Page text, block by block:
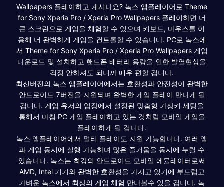
Wallpapers 플레이하고 계시나요? 녹스 앱플레이어로 Theme
for Sony Xperia Pro / Xperia Pro Wallpapers 플레이하면 더
큰 스크린으로 게임을 체험할 수 있으며 키보드, 마우스를 이
용해 더 완벽하게 게임을 컨트롤할 수 있습니다. PC로 녹스에
서 Theme for Sony Xperia Pro / Xperia Pro Wallpapers 게임
다운로드 및 설치하고 핸드폰 배터리 용량을 인한 발열현상을
걱정 안하셔도 되니까 매우 편할 겁니다.
최신버전의 녹스 앱플레이어에서는 호환성과 안전성이 완벽한
안드로이드 7버전을 지원되며 완벽한 게임 플레이 만나게 될
겁니다. 게임 유저의 입장에서 설정된 맞춤형 가상키 세팅을
통해서 마침 PC 게임 플레이하고 있는 것처럼 모바일 게임을
플레이하게 될 겁니다.
녹스 앱플레이어에서 멀티 플레이도 지원 가능합니다. 여러 앱
과 게임 동시에 실행 가능하며 많은 즐거움을 동시에 누릴 수
있습니다. 녹스는 최강의 안드로이드 모바일 에뮬레이터로써
AMD, Intel 기기와 완벽한 호환성을 가지고 있기에 부드럽고
가벼운 녹스에서 최상의 게임 체험 만나볼수 있을 겁니다. 녹